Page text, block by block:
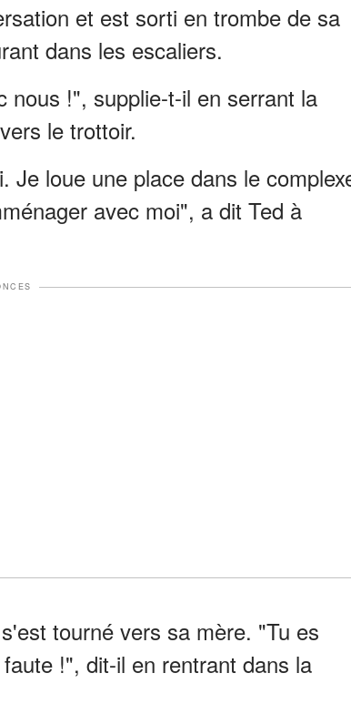
et est sorti en trombe de sa
dans les escaliers.
!", supplie-t-il en serrant la
le trottoir.
loue une place dans le
avec moi", a dit Ted à
tourné vers sa mère. "Tu es
!", dit-il en rentrant dans la